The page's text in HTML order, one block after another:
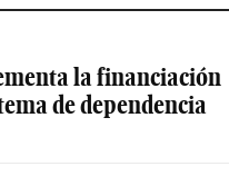
la financiación
de dependencia